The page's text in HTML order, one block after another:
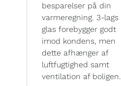
besparelser på din
varmeregning. 3-lags
glas forebygger godt
imod kondens, men
dette afhænger af
luftfugtighed samt
ventilation af boligen.